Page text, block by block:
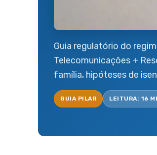
Guia regulatório do
Telecomunicações +
família, hipóteses de
GUIA PILAR LEITURA: 16